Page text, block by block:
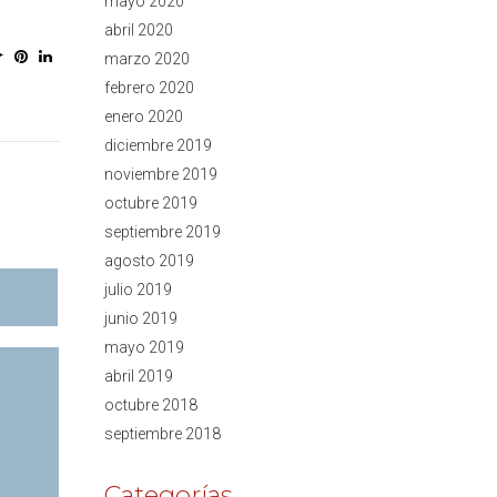
abril 2020
marzo 2020
febrero 2020
enero 2020
diciembre 2019
noviembre 2019
octubre 2019
septiembre 2019
agosto 2019
julio 2019
junio 2019
mayo 2019
abril 2019
octubre 2018
septiembre 2018